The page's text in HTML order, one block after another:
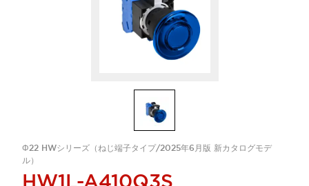
Φ22 HWシリーズ（ねじ端子タイプ/2025年6月版 新カタログモデ
ル）